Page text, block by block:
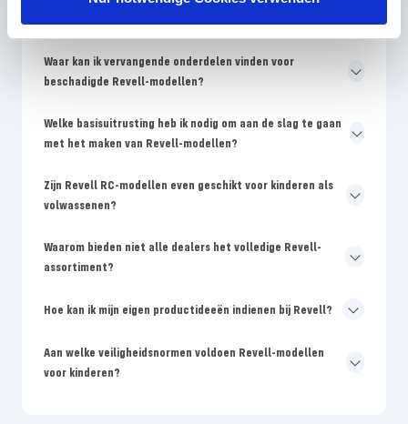
Waar kan ik vervangende onderdelen vinden voor
beschadigde Revell-modellen?
Welke basisuitrusting heb ik nodig om aan de slag te gaan
met het maken van Revell-modellen?
Zijn Revell RC-modellen even geschikt voor kinderen als
volwassenen?
Waarom bieden niet alle dealers het volledige Revell-
assortiment?
Hoe kan ik mijn eigen productideeën indienen bij Revell?
Aan welke veiligheidsnormen voldoen Revell-modellen
voor kinderen?